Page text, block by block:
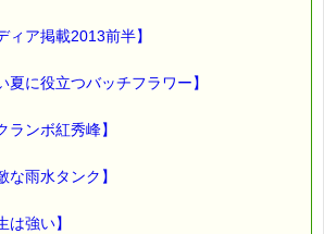
ご覧ください。
info/#coupon
たお客様だけにお届けする限定配信メー
ントや、耳より情報をいち早くお届け致
ア掲載2013前半】
に役立つバッチフラワー】
ンボ紅秀峰】
雨水タンク】
強い】